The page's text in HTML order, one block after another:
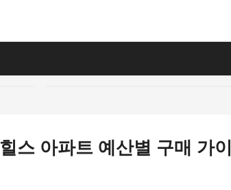
스 아파트 예산별 구매 가